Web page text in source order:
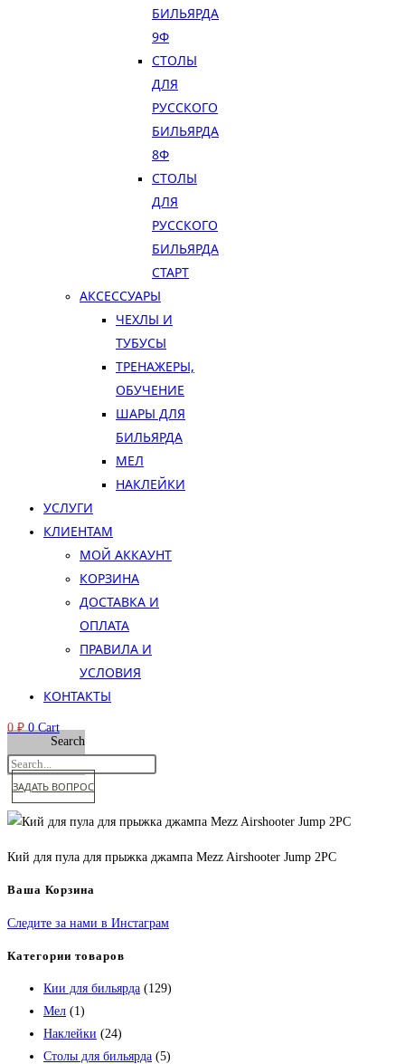
БИЛЬЯРДА
9Ф
СТОЛЫ
ДЛЯ
РУССКОГО
БИЛЬЯРДА
8Ф
СТОЛЫ
ДЛЯ
РУССКОГО
БИЛЬЯРДА
СТАРТ
АКСЕССУАРЫ
ЧЕХЛЫ И
ТУБУСЫ
ТРЕНАЖЕРЫ,
ОБУЧЕНИЕ
ШАРЫ ДЛЯ
БИЛЬЯРДА
МЕЛ
НАКЛЕЙКИ
УСЛУГИ
КЛИЕНТАМ
МОЙ АККАУНТ
КОРЗИНА
ДОСТАВКА И
ОПЛАТА
ПРАВИЛА И
УСЛОВИЯ
КОНТАКТЫ
0₽ 0 Cart
Search
ЗАДАТЬ ВОПРОС
Кий для пула для прыжка джампа Mezz Airshooter Jump 2PC
Ваша Корзина
Следите за нами в Инстаграм
Категории товаров
Кии для бильярда (129)
Мел (1)
Наклейки (24)
Столы для бильярда (5)